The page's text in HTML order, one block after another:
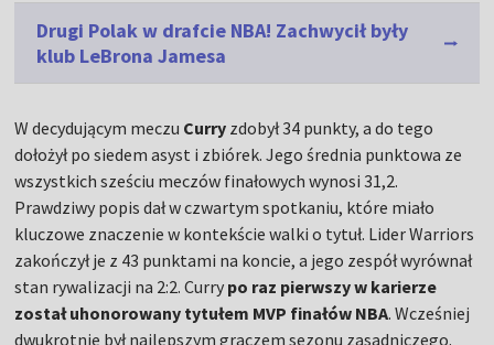
Drugi Polak w drafcie NBA! Zachwycił były
klub LeBrona Jamesa
W decydującym meczu Curry zdobył 34 punkty, a do tego
dołożył po siedem asyst i zbiórek. Jego średnia punktowa ze
wszystkich sześciu meczów finałowych wynosi 31,2.
Prawdziwy popis dał w czwartym spotkaniu, które miało
kluczowe znaczenie w kontekście walki o tytuł. Lider Warriors
zakończył je z 43 punktami na koncie, a jego zespół wyrównał
stan rywalizacji na 2:2. Curry po raz pierwszy w karierze
został uhonorowany tytułem MVP finałów NBA. Wcześniej
dwukrotnie był najlepszym graczem sezonu zasadniczego.